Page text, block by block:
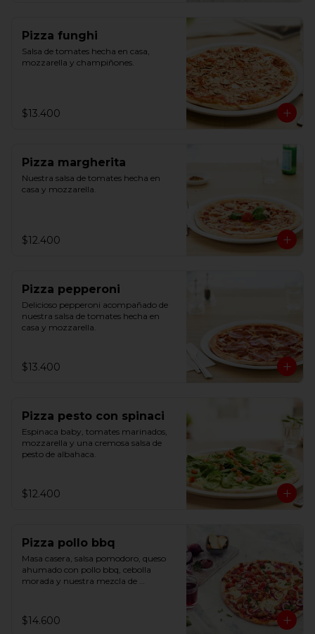
Pizza funghi
Salsa de tomates hecha en casa,
mozzarella y champiñones.
$13.400
Pizza margherita
Nuestra salsa de tomates hecha en
casa y mozzarella.
$12.400
Pizza pepperoni
Delicioso pepperoni acompañado de
nuestra salsa de tomates hecha en
casa y mozzarella.
$13.400
Pizza pesto con spinaci
Espinaca baby, tomates marinados,
mozzarella y una cremosa salsa de
pesto de albahaca.
$12.400
Pizza pollo bbq
Masa casera, salsa pomodoro, queso
ahumado con pollo bbq, cebolla
morada y nuestra mezcla de
$14.600